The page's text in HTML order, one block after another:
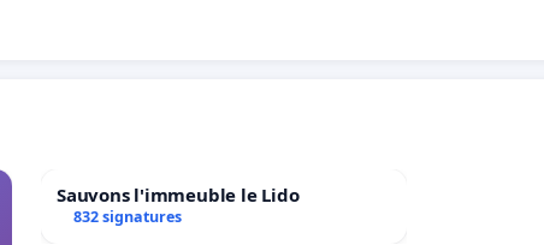
Sauvons l'immeuble le Lido
832 signatures